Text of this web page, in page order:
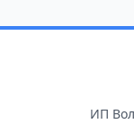
ИП